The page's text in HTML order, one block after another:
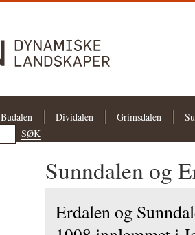
Budalen Dividalen Grimsdalen
Sunndalen og
Erdalen og